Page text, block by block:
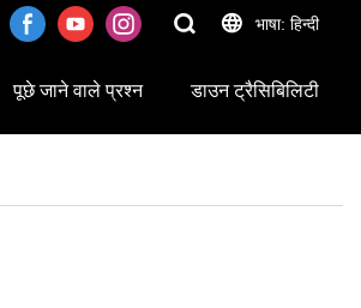
भाषा: हिन्दी
पूछे जाने वाले प्रश्न डाउन ट्रैसिबिलिटी